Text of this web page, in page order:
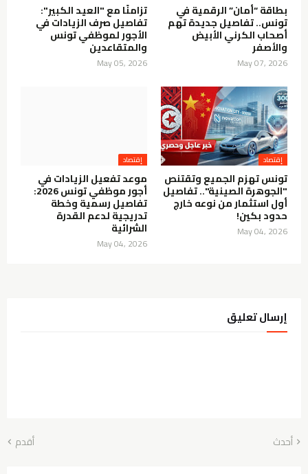
بطاقة “أمان” الرقمية في
تونس.. تفاصيل جديدة تهم
أصحاب الكرني الأبيض
والأصفر
May 07, 2026
تزامنًا مع "العيد الكبير":
تفاصيل صرف الزيادات في
الأجور لموظفي تونس
والمتقاعدين
May 05, 2026
إقتصاد
تونس تهزم الجميع وتقتنص
"الجوهرة الصينية".. تفاصيل
أول استثمار من نوعه خارج
حدود بكين!
May 04, 2026
إقتصاد
موعد تفعيل الزيادات في
أجور موظفي تونس 2026:
تفاصيل رسمية وخطة
تدريجية لدعم القدرة
الشرائية
May 04, 2026
إرسال تعليق
أحدث أقدم